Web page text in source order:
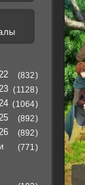
(832)
(1128)
(1064)
(892)
(892)
(771)